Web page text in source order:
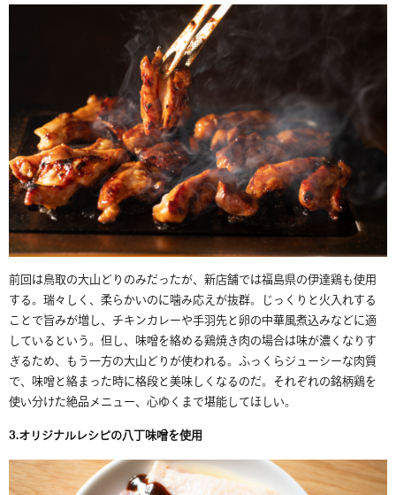
前回は鳥取の大山どりのみだったが、新店舗では福島県の伊達鶏も使用
する。瑞々しく、柔らかいのに噛み応えが抜群。じっくりと火入れする
ことで旨みが増し、チキンカレーや手羽先と卵の中華風煮込みなどに適
しているという。但し、味噌を絡める鶏焼き肉の場合は味が濃くなりす
ぎるため、もう一方の大山どりが使われる。ふっくらジューシーな肉質
で、味噌と絡まった時に格段と美味しくなるのだ。それぞれの銘柄鶏を
使い分けた絶品メニュー、心ゆくまで堪能してほしい。
3.オリジナルレシピの八丁味噌を使用